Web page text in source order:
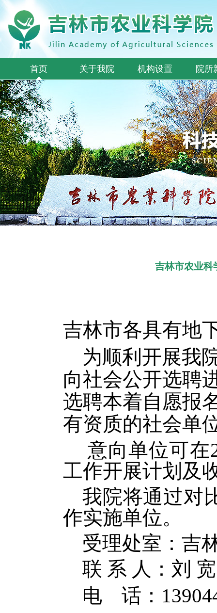
首页 关于我院 机构设置 院所
吉林市农业科
吉林市各具有地
为顺利开展我
向社会公开选聘
选聘本着自愿报
有资质的社会单
意向单位可在
工作开展计划及
我院将通过对
作实施单位。
受理处室：吉
联 系 人：刘 宽
电
话：